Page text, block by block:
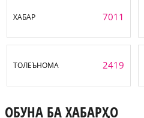
ХАБАР 7011
ТОЛЕЪНОМА 2419
ОБУНА БА ХАБАРҲО